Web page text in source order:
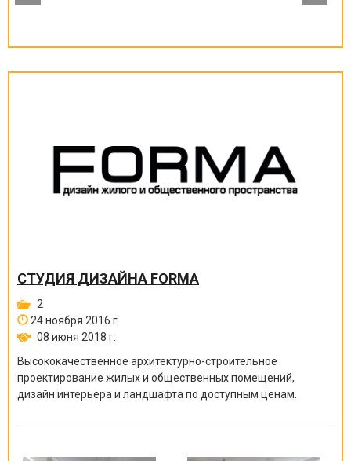
СТУДИЯ ДИЗАЙНА FORMA
2
24 ноября 2016 г.
08 июня 2018 г.
Высококачественное архитектурно-строительное
проектирование жилых и общественных помещений,
дизайн интерьера и ландшафта по доступным ценам.